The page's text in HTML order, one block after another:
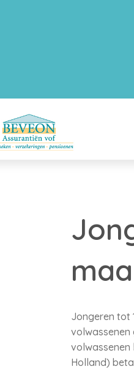
Jongeren tot
volwassenen
volwassenen
Holland)